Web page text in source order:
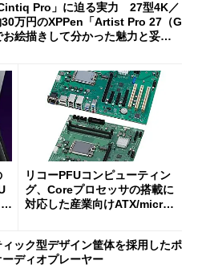
Pro」に迫る実力 27型4K／
万円のXPPen「Artist Pro 27（G
絵描きして分かった魅力と妥協
リコーPFUコンピューティン
グ、Coreプロセッサの搭載に
対応した産業向けATX/micro
ック型デザイン筐体を採用したポ
ディオプレーヤー